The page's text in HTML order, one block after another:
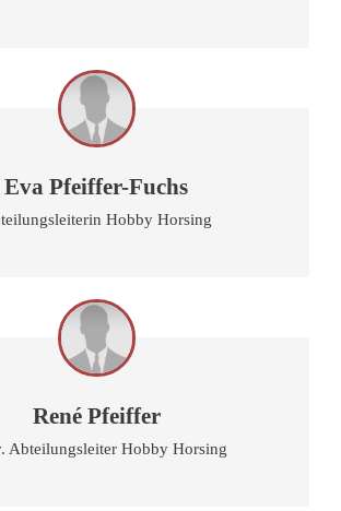
Eva Pfeiffer-Fuchs
Hobby Horsing
René Pfeiffer
Abteilungsleiter Hobby Horsing